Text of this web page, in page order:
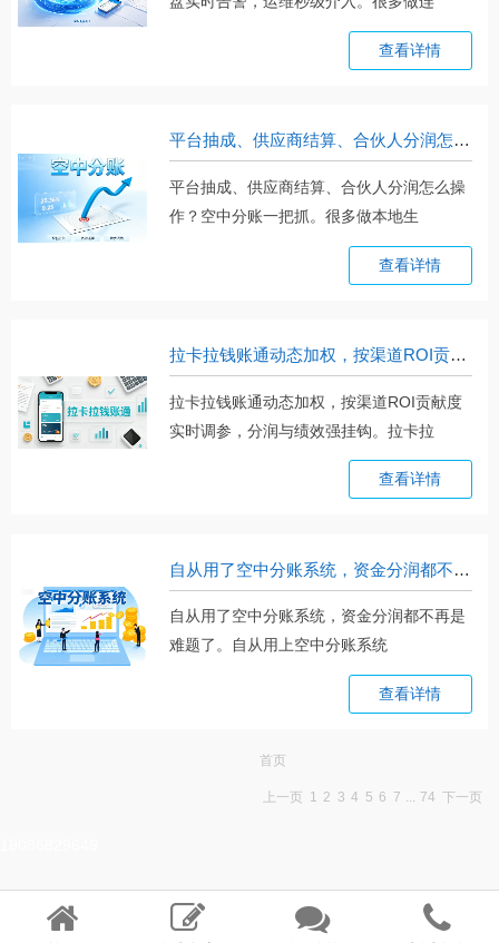
查看详情
平台抽成、供应商结算、合伙人分润怎么操作？空中分账一把抓
平台抽成、供应商结算、合伙人分润怎么操
作？空中分账一把抓。很多做本地生
查看详情
拉卡拉钱账通动态加权，按渠道ROI贡献度实时调参，分润与绩效强挂钩
拉卡拉钱账通动态加权，按渠道ROI贡献度
实时调参，分润与绩效强挂钩。拉卡拉
查看详情
自从用了空中分账系统，资金分润都不再是难题了
自从用了空中分账系统，资金分润都不再是
难题了。自从用上空中分账系统
查看详情
首页
上一页 1 2 3 4 5 6 7 ... 74 下一页